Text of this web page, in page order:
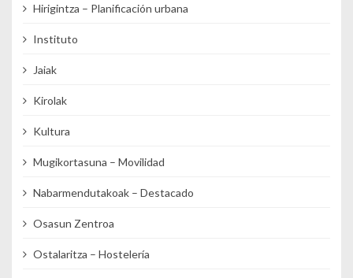
Hirigintza – Planificación urbana
Instituto
Jaiak
Kirolak
Kultura
Mugikortasuna – Movilidad
Nabarmendutakoak – Destacado
Osasun Zentroa
Ostalaritza – Hostelería